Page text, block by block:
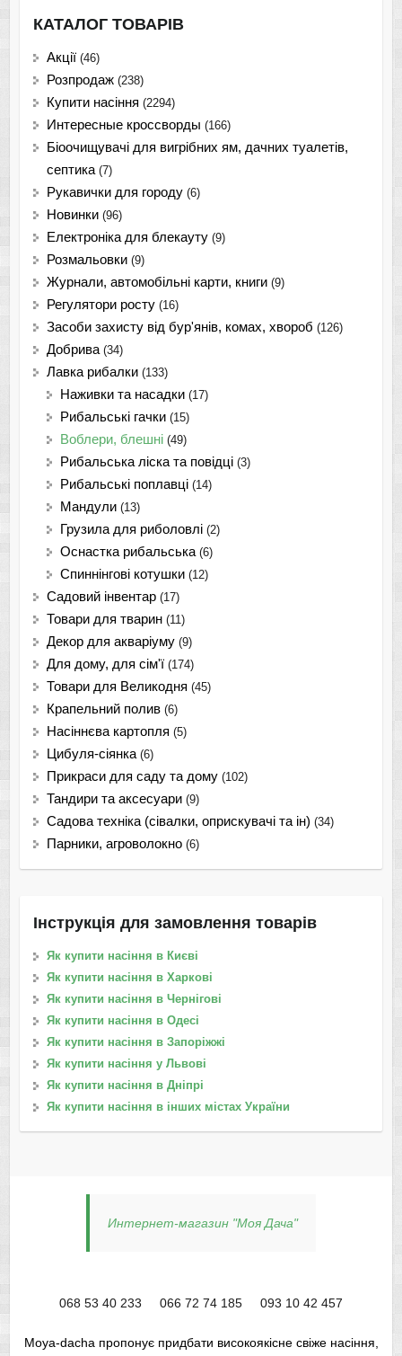
КАТАЛОГ ТОВАРІВ
Акції (46)
Розпродаж (238)
Купити насіння (2294)
Интересные кроссворды (166)
Біоочищувачі для вигрібних ям, дачних туалетів,
септика (7)
Рукавички для городу (6)
Новинки (96)
Електроніка для блекауту (9)
Розмальовки (9)
Журнали, автомобільні карти, книги (9)
Регулятори росту (16)
Засоби захисту від бур'янів, комах, хвороб (126)
Добрива (34)
Лавка рибалки (133)
Наживки та насадки (17)
Рибальські гачки (15)
Воблери, блешні (49)
Рибальська ліска та повідці (3)
Рибальські поплавці (14)
Мандули (13)
Грузила для риболовлі (2)
Оснастка рибальська (6)
Спиннінгові котушки (12)
Садовий інвентар (17)
Товари для тварин (11)
Декор для акваріуму (9)
Для дому, для сім'ї (174)
Товари для Великодня (45)
Крапельний полив (6)
Насіннєва картопля (5)
Цибуля-сіянка (6)
Прикраси для саду та дому (102)
Тандири та аксесуари (9)
Садова техніка (сівалки, оприскувачі та ін) (34)
Парники, агроволокно (6)
Інструкція для замовлення товарів
Як купити насіння в Києві
Як купити насіння в Харкові
Як купити насіння в Чернігові
Як купити насіння в Одесі
Як купити насіння в Запоріжжі
Як купити насіння у Львові
Як купити насіння в Дніпрі
Як купити насіння в інших містах України
Интернет-магазин "Моя Дача"
068 53 40 233 066 72 74 185 093 10 42 457
Moya-dacha пропонує придбати високоякісне свіже насіння,